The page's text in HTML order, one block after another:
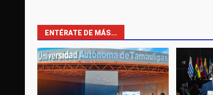
ENTÉRATE DE MÁS...